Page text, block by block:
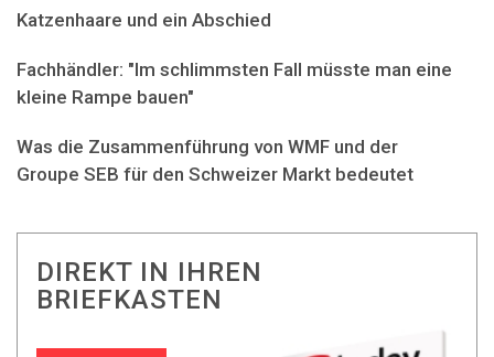
Katzenhaare und ein Abschied
Fachhändler: "Im schlimmsten Fall müsste man eine
kleine Rampe bauen"
Was die Zusammenführung von WMF und der
Groupe SEB für den Schweizer Markt bedeutet
DIREKT IN IHREN
BRIEFKASTEN